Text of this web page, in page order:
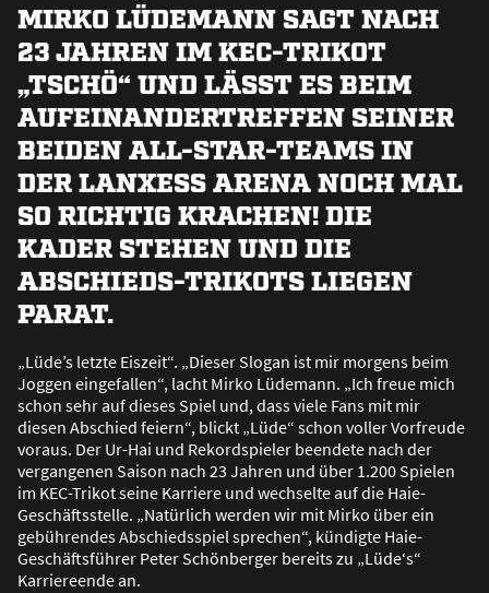
MIRKO LÜDEMANN SAGT NACH
23 JAHREN IM KEC-TRIKOT
„TSCHÖ“ UND LÄSST ES BEIM
AUFEINANDERTREFFEN SEINER
BEIDEN ALL-STAR-TEAMS IN
DER LANXESS ARENA NOCH MAL
SO RICHTIG KRACHEN! DIE
KADER STEHEN UND DIE
ABSCHIEDS-TRIKOTS LIEGEN
PARAT.
„Lüde’s letzte Eiszeit“. „Dieser Slogan ist mir morgens beim
Joggen eingefallen“, lacht Mirko Lüdemann. „Ich freue mich
schon sehr auf dieses Spiel und, dass viele Fans mit mir
diesen Abschied feiern“, blickt „Lüde“ schon voller Vorfreude
voraus. Der Ur-Hai und Rekordspieler beendete nach der
vergangenen Saison nach 23 Jahren und über 1.200 Spielen
im KEC-Trikot seine Karriere und wechselte auf die Haie-
Geschäftsstelle. „Natürlich werden wir mit Mirko über ein
gebührendes Abschiedsspiel sprechen“, kündigte Haie-
Geschäftsführer Peter Schönberger bereits zu „Lüde‘s“
Karriereende an.